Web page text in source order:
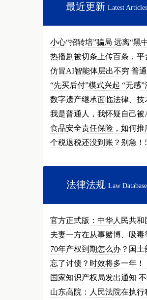
最近更新 Latest Articles
小心“招转培”骗局 远离“黑
热播剧被切条上传百条，平
仿冒AI智能体层出不穷 普
“先买后付”模式兴起 “无感
数字遗产继承面临法律、技
我是普通人，我怀疑自己被
食品安全责任保险，如何推
个税退税还没到账？别急！
法律法规 Law Database
官方正式版：中华人民共和
夫妻一方在从事赌博、吸毒
70年产权到期怎么办？国土
忘了讨债？时效将多一年！
国家知识产权局发出通知
山东高院：人民法院在执行